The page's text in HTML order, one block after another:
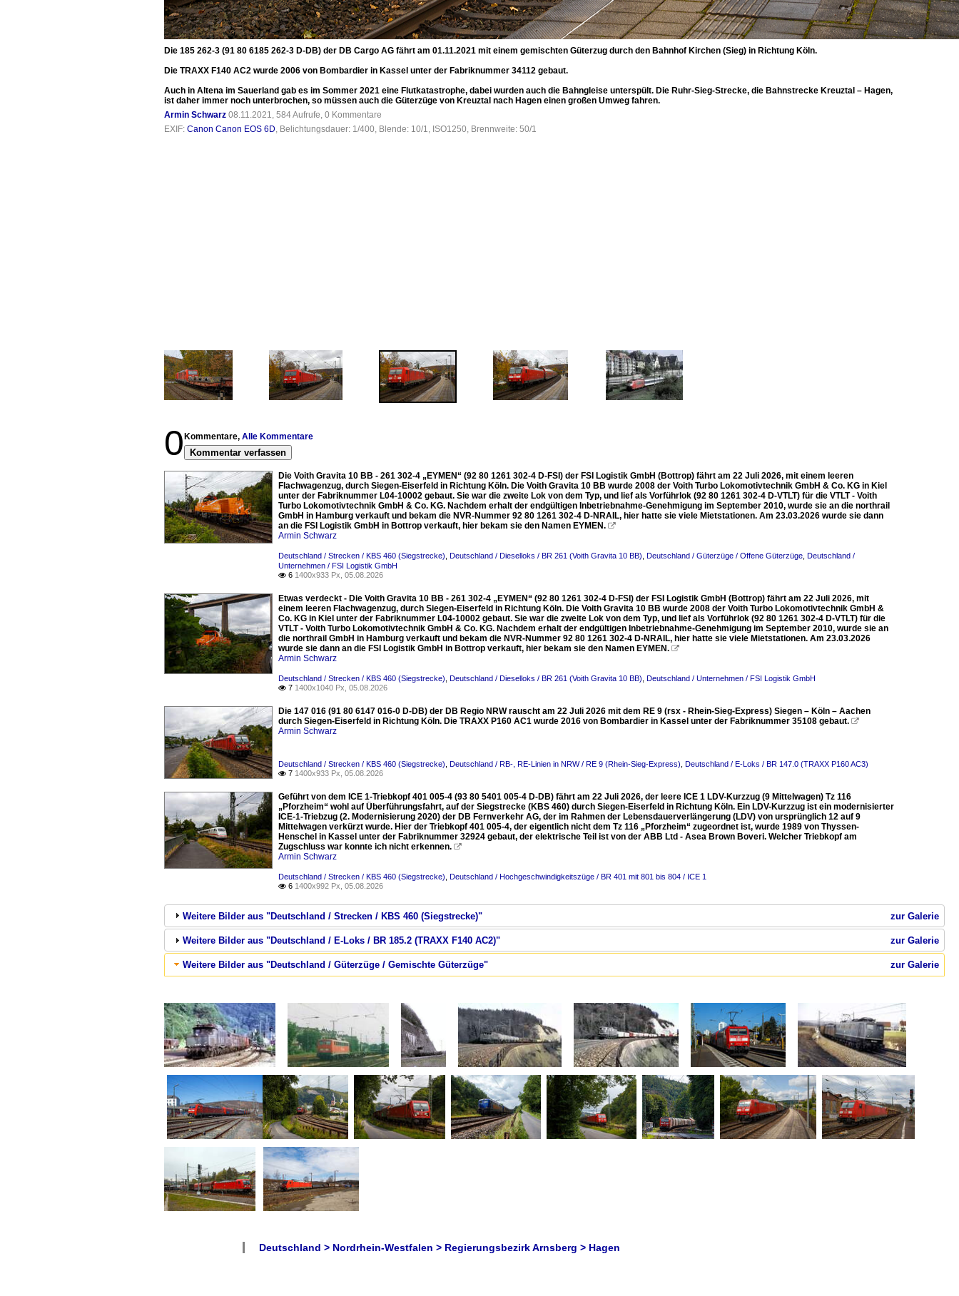
Die 185 262-3 (91 80 6185 262-3 D-DB) der DB Cargo AG fährt am 01.11.2021 mit einem gemischten Güterzug durch den Bahnhof Kirchen (Sieg) in Richtung Köln.
Die TRAXX F140 AC2 wurde 2006 von Bombardier in Kassel unter der Fabriknummer 34112 gebaut.
Auch in Altena im Sauerland gab es im Sommer 2021 eine Flutkatastrophe, dabei wurden auch die Bahngleise unterspült. Die Ruhr-Sieg-Strecke, die Bahnstrecke Kreuztal – Hagen,
ist daher immer noch unterbrochen, so müssen auch die Güterzüge von Kreuztal nach Hagen einen großen Umweg fahren.
Armin Schwarz 08.11.2021, 584 Aufrufe, 0 Kommentare
EXIF: Canon Canon EOS 6D, Belichtungsdauer: 1/400, Blende: 10/1, ISO1250, Brennweite: 50/1
0 Kommentare, Alle Kommentare
Kommentar verfassen
Die Voith Gravita 10 BB - 261 302-4 „EYMEN“ (92 80 1261 302-4 D-FSI) der FSI Logistik GmbH (Bottrop) fährt am 22 Juli 2026, mit einem leeren
Flachwagenzug, durch Siegen-Eiserfeld in Richtung Köln. Die Voith Gravita 10 BB wurde 2008 der Voith Turbo Lokomotivtechnik GmbH & Co. KG in Kiel
unter der Fabriknummer L04-10002 gebaut. Sie war die zweite Lok von dem Typ, und lief als Vorführlok (92 80 1261 302-4 D-VTLT) für die VTLT - Voith
Turbo Lokomotivtechnik GmbH & Co. KG. Nachdem erhalt der endgültigen Inbetriebnahme-Genehmigung im September 2010, wurde sie an die northrail
GmbH in Hamburg verkauft und bekam die NVR-Nummer 92 80 1261 302-4 D-NRAIL, hier hatte sie viele Mietstationen. Am 23.03.2026 wurde sie dann
an die FSI Logistik GmbH in Bottrop verkauft, hier bekam sie den Namen EYMEN. 
Armin Schwarz
Deutschland / Strecken / KBS 460 (Siegstrecke) Deutschland / Dieselloks / BR 261 (Voith Gravita 10 BB) Deutschland / Güterzüge / Offene Güterzüge Deutschland /
Unternehmen / FSI Logistik GmbH
 6 1400x933 Px, 05.08.2026
Etwas verdeckt - Die Voith Gravita 10 BB - 261 302-4 „EYMEN“ (92 80 1261 302-4 D-FSI) der FSI Logistik GmbH (Bottrop) fährt am 22 Juli 2026, mit
einem leeren Flachwagenzug, durch Siegen-Eiserfeld in Richtung Köln. Die Voith Gravita 10 BB wurde 2008 der Voith Turbo Lokomotivtechnik GmbH &
Co. KG in Kiel unter der Fabriknummer L04-10002 gebaut. Sie war die zweite Lok von dem Typ, und lief als Vorführlok (92 80 1261 302-4 D-VTLT) für die
VTLT - Voith Turbo Lokomotivtechnik GmbH & Co. KG. Nachdem erhalt der endgültigen Inbetriebnahme-Genehmigung im September 2010, wurde sie an
die northrail GmbH in Hamburg verkauft und bekam die NVR-Nummer 92 80 1261 302-4 D-NRAIL, hier hatte sie viele Mietstationen. Am 23.03.2026
wurde sie dann an die FSI Logistik GmbH in Bottrop verkauft, hier bekam sie den Namen EYMEN. 
Armin Schwarz
Deutschland / Strecken / KBS 460 (Siegstrecke) Deutschland / Dieselloks / BR 261 (Voith Gravita 10 BB) Deutschland / Unternehmen / FSI Logistik GmbH
 7 1400x1040 Px, 05.08.2026
Die 147 016 (91 80 6147 016-0 D-DB) der DB Regio NRW rauscht am 22 Juli 2026 mit dem RE 9 (rsx - Rhein-Sieg-Express) Siegen – Köln – Aachen
durch Siegen-Eiserfeld in Richtung Köln. Die TRAXX P160 AC1 wurde 2016 von Bombardier in Kassel unter der Fabriknummer 35108 gebaut. 
Armin Schwarz
Deutschland / Strecken / KBS 460 (Siegstrecke) Deutschland / RB-, RE-Linien in NRW / RE 9 (Rhein-Sieg-Express) Deutschland / E-Loks / BR 147.0 (TRAXX P160 AC3)
 7 1400x933 Px, 05.08.2026
Geführt von dem ICE 1-Triebkopf 401 005-4 (93 80 5401 005-4 D-DB) fährt am 22 Juli 2026, der leere ICE 1 LDV-Kurzzug (9 Mittelwagen) Tz 116
„Pforzheim“ wohl auf Überführungsfahrt, auf der Siegstrecke (KBS 460) durch Siegen-Eiserfeld in Richtung Köln. Ein LDV-Kurzzug ist ein modernisierter
ICE-1-Triebzug (2. Modernisierung 2020) der DB Fernverkehr AG, der im Rahmen der Lebensdauerverlängerung (LDV) von ursprünglich 12 auf 9
Mittelwagen verkürzt wurde. Hier der Triebkopf 401 005-4, der eigentlich nicht dem Tz 116 „Pforzheim“ zugeordnet ist, wurde 1989 von Thyssen-
Henschel in Kassel unter der Fabriknummer 32924 gebaut, der elektrische Teil ist von der ABB Ltd - Asea Brown Boveri. Welcher Triebkopf am
Zugschluss war konnte ich nicht erkennen. 
Armin Schwarz
Deutschland / Strecken / KBS 460 (Siegstrecke) Deutschland / Hochgeschwindigkeitszüge / BR 401 mit 801 bis 804 / ICE 1
 6 1400x992 Px, 05.08.2026
zur Galerie
Weitere Bilder aus "Deutschland / Strecken / KBS 460 (Siegstrecke)"
zur Galerie
Weitere Bilder aus "Deutschland / E-Loks / BR 185.2 (TRAXX F140 AC2)"
zur Galerie
Weitere Bilder aus "Deutschland / Güterzüge / Gemischte Güterzüge"
Deutschland > Nordrhein-Westfalen > Regierungsbezirk Arnsberg > Hagen